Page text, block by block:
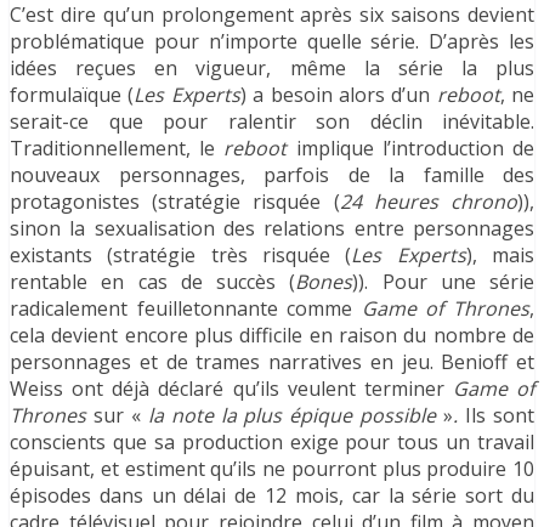
C’est dire qu’un prolongement après six saisons devient
problématique pour n’importe quelle série. D’après les
idées reçues en vigueur, même la série la plus
formulaïque (Les Experts) a besoin alors d’un reboot, ne
serait-ce que pour ralentir son déclin inévitable.
Traditionnellement, le rebootimplique l’introduction de
nouveaux personnages, parfois de la famille des
protagonistes (stratégie risquée (24 heures chrono)),
sinon la sexualisation des relations entre personnages
existants (stratégie très risquée (Les Experts), mais
rentable en cas de succès (Bones)). Pour une série
radicalement feuilletonnante comme Game of Thrones,
cela devient encore plus difficile en raison du nombre de
personnages et de trames narratives en jeu. Benioff et
Weiss ont déjà déclaré qu’ils veulent terminer Game of
Thrones sur « la note la plus épique possible». Ils sont
conscients que sa production exige pour tous un travail
épuisant, et estiment qu’ils ne pourront plus produire 10
épisodes dans un délai de 12 mois, car la série sort du